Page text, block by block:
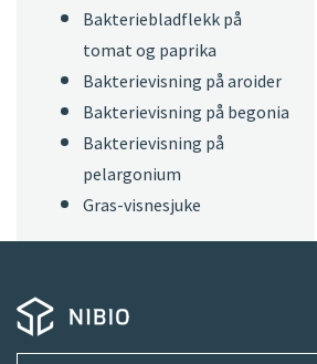
Bakteriebladflekk på
tomat og paprika
Bakterievisning på aroider
Bakterievisning på begonia
Bakterievisning på
pelargonium
Gras-visnesjuke